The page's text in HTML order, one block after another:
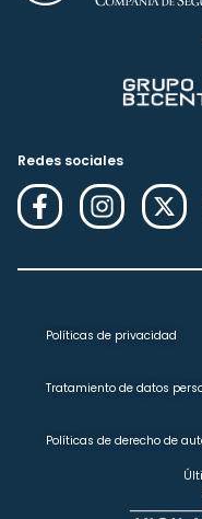
Redes sociales
Políticas de privacidad
Tratamiento de datos
Políticas de derecho de